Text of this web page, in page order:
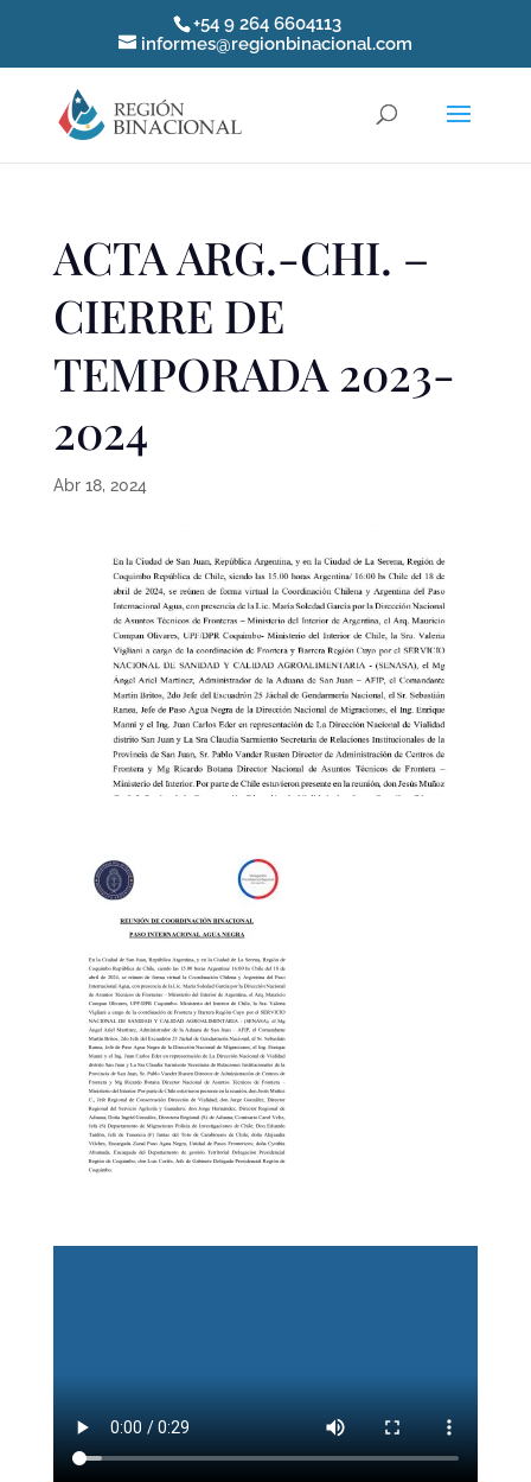
+54 9 264 6604113
informes@regionbinacional.com
ACTA ARG.-CHI. –
CIERRE DE
TEMPORADA 2023-
2024
Abr 18, 2024